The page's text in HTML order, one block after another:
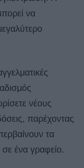
να
νέους
παρέχοντας
τα
ένα γραφείο.